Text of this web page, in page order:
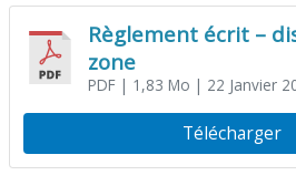
Règlement écrit –
zone
PDF| 1,83 Mo | 22 Janvier
Télécharger